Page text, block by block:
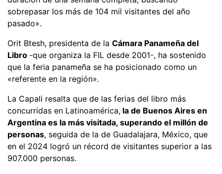
sobrepasar los más de 104 mil visitantes del año
pasado».
Orit Btesh, presidenta de la Cámara Panameña del
Libro -que organiza la FIL desde 2001-, ha sostenido
que la feria panameña se ha posicionado como un
«referente en la región».
La Capali resalta que de las ferias del libro más
concurridas en Latinoamérica, la de Buenos Aires en
Argentina es la más visitada, superando el millón de
personas, seguida de la de Guadalajara, México, que
en el 2024 logró un récord de visitantes superior a las
907.000 personas.